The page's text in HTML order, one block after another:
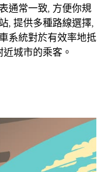
通常一致, 方便你規
, 提供多種路線選擇,
系統對於有效率地抵
城市的乘客。